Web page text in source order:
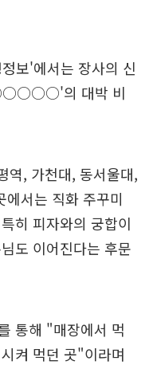
보'에서는 장사의 신
의 대박 비
역, 가천대, 동서울대,
서는 직화 주꾸미
히 피자와의 궁합이
도 이어진다는 후문
통해 "매장에서 먹
켜 먹던 곳"이라며